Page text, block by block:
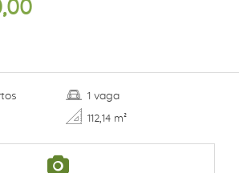
1 vaga
112,14 m²